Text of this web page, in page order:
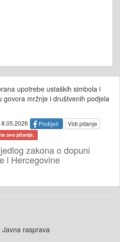
upotrebe ustaških simbola i
govora mržnje i društvenih podjela
Podijeli Vidi pitanje
ovo pitanje.
zakona o dopuni
i Hercegovine
rasprava